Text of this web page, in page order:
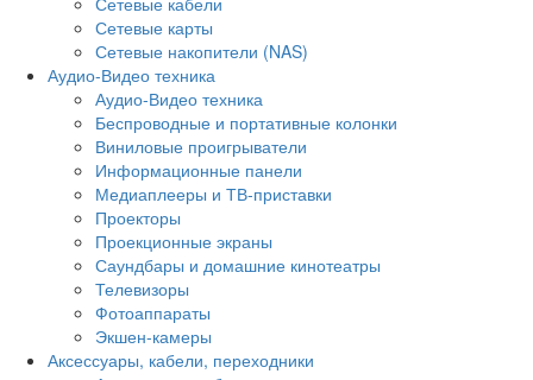
Сетевые карты
Сетевые накопители (NAS)
Аудио-Видео техника
Аудио-Видео техника
Беспроводные и портативные колонки
Виниловые проигрыватели
Информационные панели
Медиаплееры и ТВ-приставки
Проекторы
Проекционные экраны
Саундбары и домашние кинотеатры
Телевизоры
Фотоаппараты
Экшен-камеры
Аксессуары, кабели, переходники